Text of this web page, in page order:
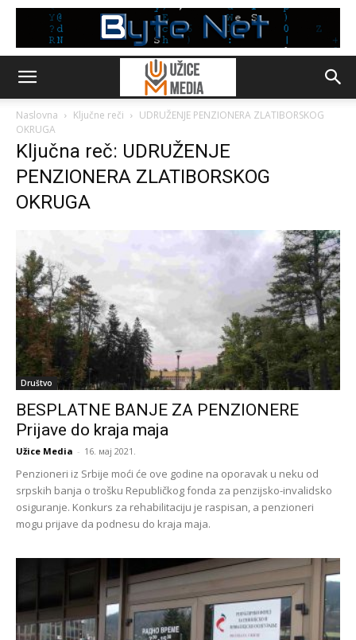
Naslovna Ključne reči
UDRUŽENJE PENZIONERA ZLATIBORSKOG
OKRUGA
Ključna reč: UDRUŽENJE
PENZIONERA ZLATIBORSKOG
OKRUGA
Društvo
BESPLATNE BANJE ZA PENZIONERE
Prijave do kraja maja
Užice Media - 16. мај 2021.
Penzioneri iz Srbije moći će ove godine na oporavak u neku od
srpskih banja o trošku Republičkog fonda za penzijsko-invalidsko
osiguranje. Konkurs za rehabilitaciju je raspisan, a penzioneri
mogu prijave da podnesu do kraja maja.